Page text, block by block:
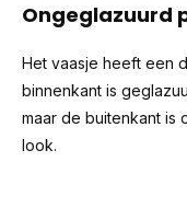
Ongeglazuurd
Het vaasje heeft een
binnenkant is
maar de buitenkant is
look.